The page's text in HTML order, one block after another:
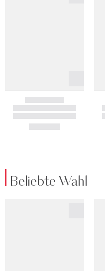
Beliebte Wahl